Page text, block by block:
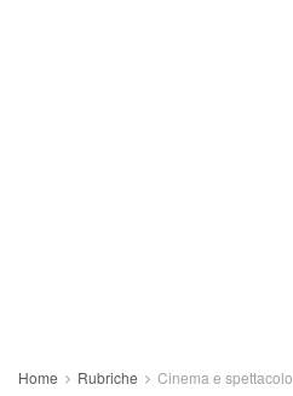
Home Rubriche Cinema e spettacolo